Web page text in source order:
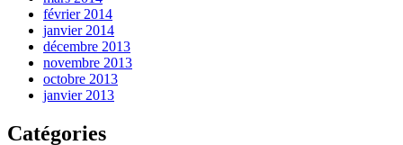
février 2014
janvier 2014
décembre 2013
novembre 2013
octobre 2013
janvier 2013
Catégories